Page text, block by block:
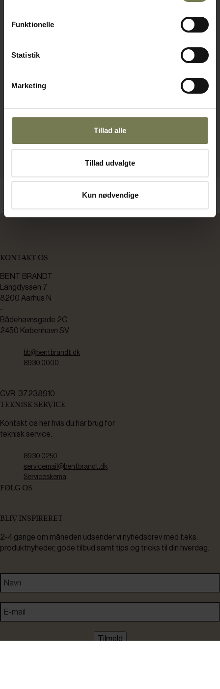
Funktionelle
Statistik
Marketing
Tillad alle
Tillad udvalgte
Kun nødvendige
KONTAKT OS
BENT BRANDT
Langdyssen 7
8200 Aarhus N
-
Bådehavnsgade 2C
2450 København SV
bb@bentbrandt.dk
8930 0000
CVR: 37238910
TEKNISK SERVICE
Kontakt os her hvis du har brug for
teknisk service.
8930 0250
servicemail@bentbrandt.dk
Serviceskema
FØLG OS
BLIV INSPIRERET
2-4 gange om måneden udsender vi nyhedsbrev med f.eks.
produktnyheder, gode tilbud samt tips og tricks til din hverdag.
Tilmeld